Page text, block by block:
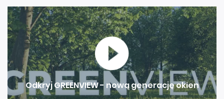
Odkryj GREENVIEW - nową generację okien